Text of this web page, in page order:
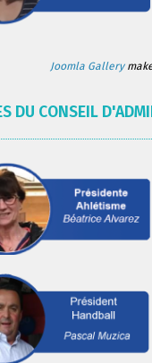
Joomla Gallery
DU CONSEIL